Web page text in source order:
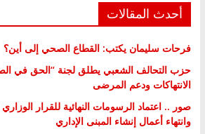
أحدث المقالات
فرحات سليمان يكتب: القطاع الصحي إلى أين؟
حزب التحالف الشعبي يطلق لجنة “الحق في
الانتهاكات ودعم المرضى
صور .. اعتماد الرسومات النهائية للقرار
وانتهاء أعمال إنشاء المبنى الإداري